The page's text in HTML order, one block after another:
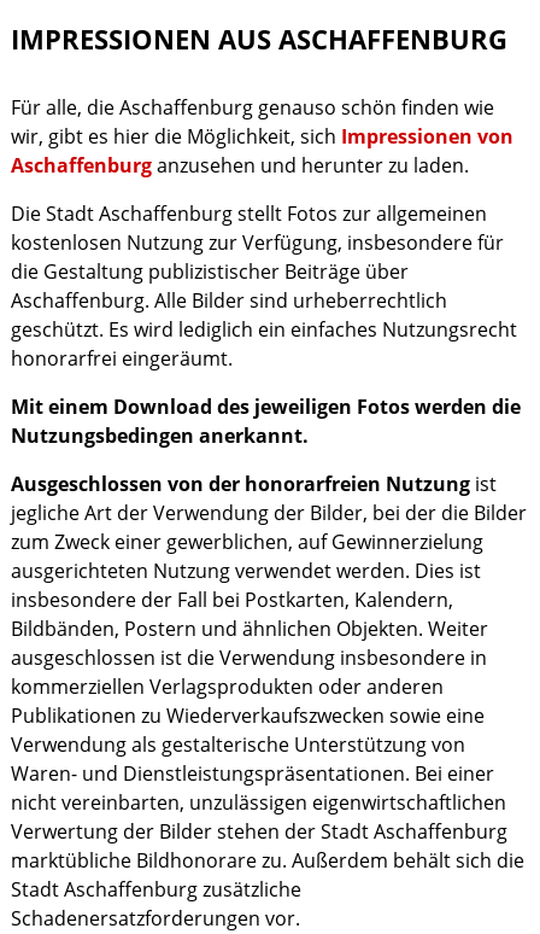
IMPRESSIONEN AUS ASCHAFFENBURG
Für alle, die Aschaffenburg genauso schön finden wie
wir, gibt es hier die Möglichkeit, sich Impressionen von
Aschaffenburganzusehen und herunter zu laden.
Die Stadt Aschaffenburg stellt Fotos zur allgemeinen
kostenlosen Nutzung zur Verfügung, insbesondere für
die Gestaltung publizistischer Beiträge über
Aschaffenburg. Alle Bilder sind urheberrechtlich
geschützt. Es wird lediglich ein einfaches Nutzungsrecht
honorarfrei eingeräumt.
Mit einem Download des jeweiligen Fotos werden die
Nutzungsbedingen anerkannt.
Ausgeschlossen von der honorarfreien Nutzungist
jegliche Art der Verwendung der Bilder, bei der die Bilder
zum Zweck einer gewerblichen, auf Gewinnerzielung
ausgerichteten Nutzung verwendet werden. Dies ist
insbesondere der Fall bei Postkarten, Kalendern,
Bildbänden, Postern und ähnlichen Objekten. Weiter
ausgeschlossen ist die Verwendung insbesondere in
kommerziellen Verlagsprodukten oder anderen
Publikationen zu Wiederverkaufszwecken sowie eine
Verwendung als gestalterische Unterstützung von
Waren- und Dienstleistungspräsentationen. Bei einer
nicht vereinbarten, unzulässigen eigenwirtschaftlichen
Verwertung der Bilder stehen der Stadt Aschaffenburg
marktübliche Bildhonorare zu. Außerdem behält sich die
Stadt Aschaffenburg zusätzliche
Schadenersatzforderungen vor.